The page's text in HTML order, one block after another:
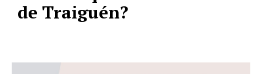
de Traiguén?